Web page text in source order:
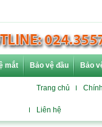
mắt Bảo vệ đầu Bảo
Trang chủ
Liên hệ